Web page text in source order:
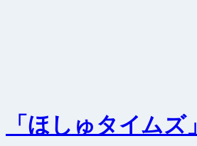
「ほしゅタイム